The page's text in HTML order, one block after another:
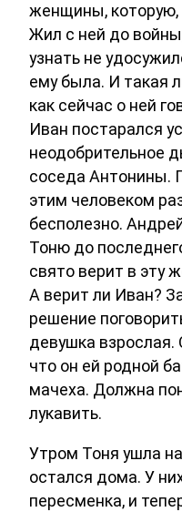
женщины, которую,
Жил с ней до
узнать не
ему была. И такая
как сейчас о ней
Иван постарался
неодобрительное
соседа Антонины.
этим человеком
бесполезно.
Тоню до
свято верит в эту
А верит ли Иван?
решение
девушка
что он ей родной
мачеха. Должна
лукавить.
Утром Тоня ушла
остался дома. У
пересменка, и